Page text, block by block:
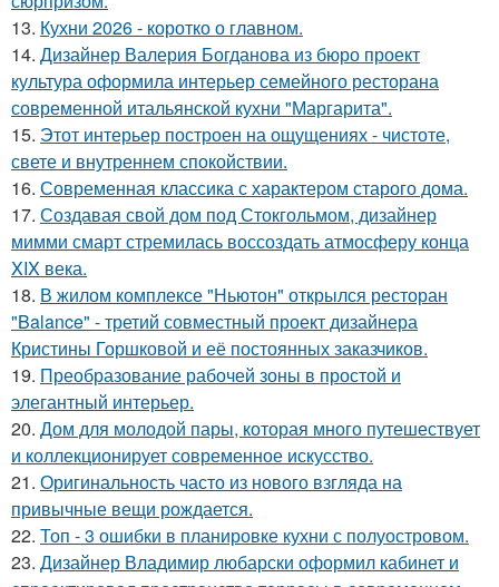
13. Кухни 2026 - коротко о главном.
14. Дизайнер Валерия Богданова из бюро проект
культура оформила интерьер семейного ресторана
современной итальянской кухни "Маргарита".
15. Этот интерьер построен на ощущениях - чистоте,
свете и внутреннем спокойствии.
16. Современная классика с характером старого дома.
17. Создавая свой дом под Стокгольмом, дизайнер
мимми смарт стремилась воссоздать атмосферу конца
XIX века.
18. В жилом комплексе "Ньютон" открылся ресторан
"Balance" - третий совместный проект дизайнера
Кристины Горшковой и её постоянных заказчиков.
19. Преобразование рабочей зоны в простой и
элегантный интерьер.
20. Дом для молодой пары, которая много путешествует
и коллекционирует современное искусство.
21. Оригинальность часто из нового взгляда на
привычные вещи рождается.
22. Топ - 3 ошибки в планировке кухни с полуостровом.
23. Дизайнер Владимир любарски оформил кабинет и